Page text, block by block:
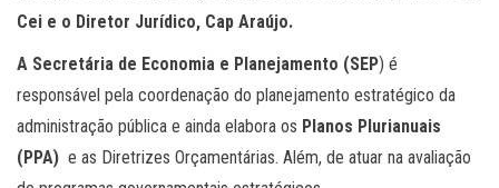
Cei e o Diretor Jurídico, Cap Araújo.
A Secretária de Economia e Planejamento (SEP) é
responsável pela coordenação do planejamento estratégico da
administração pública e ainda elabora os Planos Plurianuais
(PPA) e as Diretrizes Orçamentárias. Além, de atuar na avaliação